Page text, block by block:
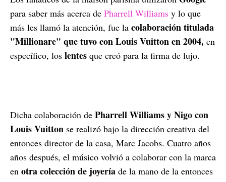
para saber más acerca de Pharrell Williams y lo que
más les llamó la atención, fue la colaboración titulada
"Millionare" que tuvo con Louis Vuitton en 2004, en
específico, los lentes que creó para la firma de lujo.
Dicha colaboración de Pharrell Williams y Nigo con
Louis Vuitton se realizó bajo la dirección creativa del
entonces director de la casa, Marc Jacobs. Cuatro años
años después, el músico volvió a colaborar con la marca
en otra colección de joyería de la mano de la entonces